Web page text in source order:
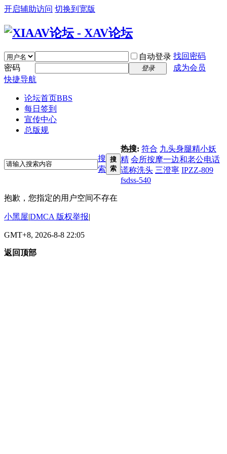
开启辅助访问 切换到宽版
自动登录 找回密码
密码
登录
成为会员
快捷导航
论坛首页BBS
每日签到
宣传中心
总版规
搜
索
搜
索
热搜: 符合 九头身腿精小妖
精 会所按摩一边和老公电话
谎称洗头 三澄寧 IPZZ-809
fsdss-540
抱歉，您指定的用户空间不存在
小黑屋|DMCA 版权举报|
GMT+8, 2026-8-8 22:05
返回顶部